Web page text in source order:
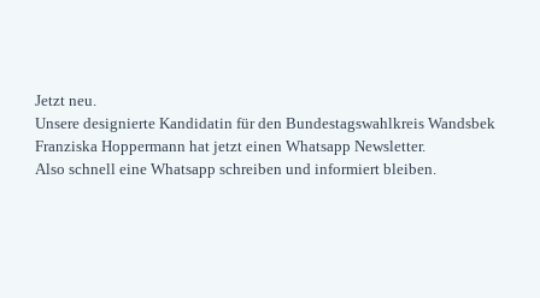
Jetzt neu.
Unsere designierte Kandidatin für den Bundestagswahlkreis Wandsbek
Franziska Hoppermann hat jetzt einen Whatsapp Newsletter.
Also schnell eine Whatsapp schreiben und informiert bleiben.